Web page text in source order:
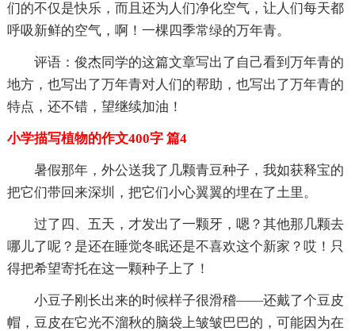
们的不仅是快乐，而且还为人们净化空气，让人们每天都
呼吸新鲜的空气，啊！一棵四季常绿的万年青。
评语：俊杰同学的这篇文章写出了自己看到万年青的
地方，也写出了万年青对人们的帮助，也写出了万年青的
特点，还不错，望继续加油！
小学描写植物的作文400字 篇4
暑假那年，外公送我了几颗青豆种子，我如获释宝的
把它们带回来深圳，把它们小心翼翼的埋在了土里。
过了四、五天，才发出了一颗牙，嗯？其他那几颗去
哪儿了呢？是还在睡觉冬眠还是不喜欢这个新家？哎！只
得把希望寄托在这一颗种子上了！
小豆子刚长出来的时候样子很滑稽——还戴了个豆皮
帽，豆皮在它光不溜秋的脑袋上皱皱巴巴的，可能因为在